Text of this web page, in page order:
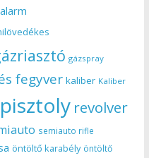
gázspray
fegyver kaliber Kaliber
pisztoly revolver
semiauto rifle
öntöltő karabély öntöltő